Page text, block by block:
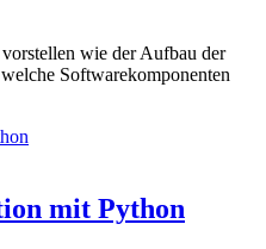
wie der Aufbau der
Softwarekomponenten
mit Python